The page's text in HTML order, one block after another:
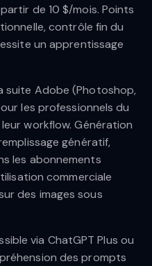
de 10 $/mois. Points
contrôle fin du
un apprentissage
suite Adobe (Photoshop,
les professionnels du
workflow. Génération
génératif,
les abonnements
commerciale
des images sous
via ChatGPT Plus ou
des prompts